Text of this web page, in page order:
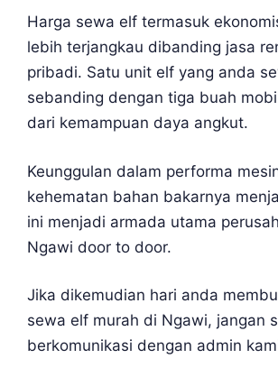
Harga sewa elf termasuk
lebih terjangkau dibanding jasa
pribadi. Satu unit elf yang anda
sebanding dengan tiga buah
dari kemampuan daya angkut.
Keunggulan dalam performa
kehematan bahan bakarnya
ini menjadi armada utama
Ngawi door to door.
Jika dikemudian hari anda
sewa elf murah di Ngawi, jangan
berkomunikasi dengan admin